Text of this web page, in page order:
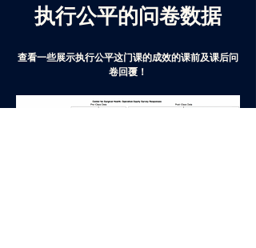
执行公平的问卷数据
查看一些展示执行公平这门课的成效的课前及课后问
卷回覆！